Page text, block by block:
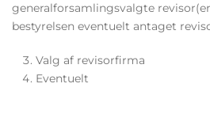
generalforsamlingsvalgte
bestyrelsen eventuelt antaget
Valg af revisorfirma
Eventuelt